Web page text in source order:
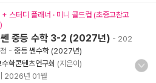
스터디 플래너 · 미니 콜드컵 (초중고참고
쎈 중등 수학 3-2 (2027년) - 202
- 중등 쎈수학 (2027년)
학콘텐츠연구회 (지은이)
2026년 01월